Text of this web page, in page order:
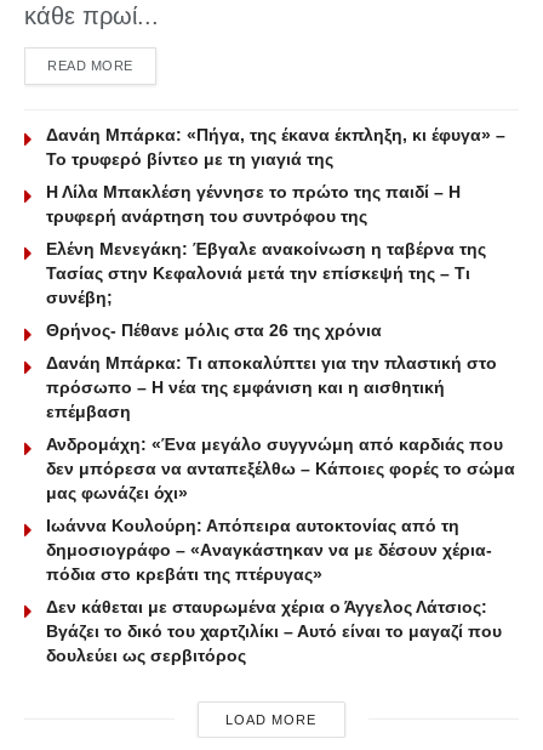
κάθε πρωί...
READ MOREDETAILS
Δανάη Μπάρκα: «Πήγα, της έκανα έκπληξη, κι έφυγα» –
Το τρυφερό βίντεο με τη γιαγιά της
Η Λίλα Μπακλέση γέννησε το πρώτο της παιδί – Η
τρυφερή ανάρτηση του συντρόφου της
Ελένη Μενεγάκη: Έβγαλε ανακοίνωση η ταβέρνα της
Τασίας στην Κεφαλονιά μετά την επίσκεψή της – Τι
συνέβη;
Θρήνος- Πέθανε μόλις στα 26 της χρόνια
Δανάη Μπάρκα: Τι αποκαλύπτει για την πλαστική στο
πρόσωπο – Η νέα της εμφάνιση και η αισθητική
επέμβαση
Ανδρομάχη: «Ένα μεγάλο συγγνώμη από καρδιάς που
δεν μπόρεσα να ανταπεξέλθω – Κάποιες φορές το σώμα
μας φωνάζει όχι»
Ιωάννα Κουλούρη: Απόπειρα αυτοκτονίας από τη
δημοσιογράφο – «Aναγκάστηκαν να με δέσουν χέρια-
πόδια στο κρεβάτι της πτέρυγας»
Δεν κάθεται με σταυρωμένα χέρια ο Άγγελος Λάτσιος:
Βγάζει το δικό του χαρτζιλίκι – Αυτό είναι το μαγαζί που
δουλεύει ως σερβιτόρος
LOAD MORE